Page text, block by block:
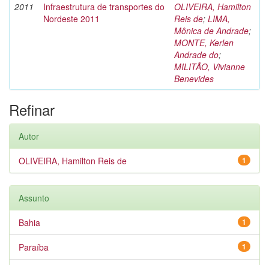
2011
Infraestrutura de transportes do
Nordeste 2011
OLIVEIRA, Hamilton
Reis de; LIMA,
Mônica de Andrade;
MONTE, Kerlen
Andrade do;
MILITÃO, Vivianne
Benevides
Refinar
Autor
1
OLIVEIRA, Hamilton Reis de
Assunto
1
Bahia
1
Paraíba